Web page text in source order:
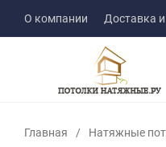
О компании Доставка
Главная / Натяжные